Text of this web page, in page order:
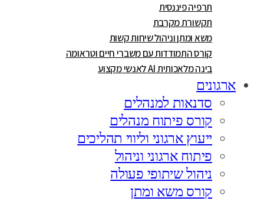
תרפיה פיננסית
תקשורת מקרבת
משא ומתן וניהול שיחות קשות
קורס התמודדות עם משברי חיים וטראומה
בינה מלאכותית AI לאנשי מקצוע
ארגונים
סדנאות למנהלים
קורס פיתוח מנהלים
ייעוץ ארגוני וליווי תהליכים
פיתוח ארגוני וניהול
ניהול שיתופי פעולה
קורס משא ומתן